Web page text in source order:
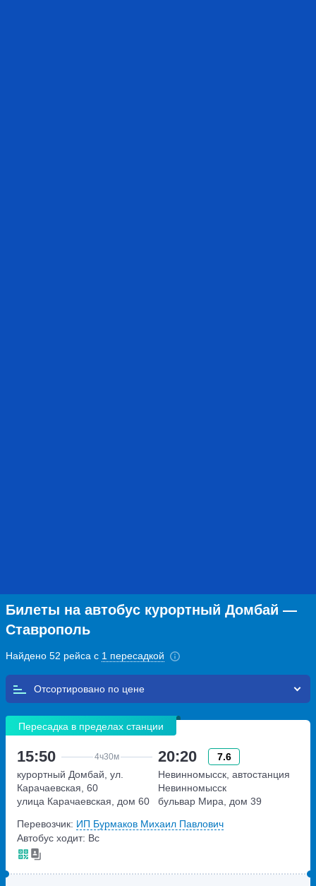
Билеты на автобус курортный Домбай —
Ставрополь
Найдено 52 рейса с 1 пересадкой
Отсортировано по
Пересадка в пределах станции
15:50 4ч30м
курортный Домбай, ул.
Карачаевская, 60
улица Карачаевская, дом 60
20:20
7.6
Невинномысск, автостанция
Невинномысск
бульвар Мира, дом 39
Перевозчик: ИП Бурмаков Михаил Павлович
Автобус ходит: Вс